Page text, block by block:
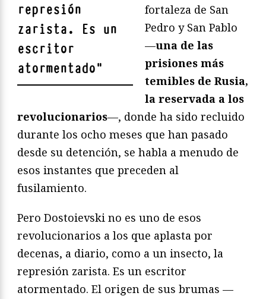
represión
zarista. Es un
escritor
atormentado"
fortaleza de San
Pedro y San Pablo
—una de las
prisiones más
temibles de Rusia,
la reservada a los
revolucionarios—, donde ha sido recluido
durante los ocho meses que han pasado
desde su detención, se habla a menudo de
esos instantes que preceden al
fusilamiento.
Pero Dostoievski no es uno de esos
revolucionarios a los que aplasta por
decenas, a diario, como a un insecto, la
represión zarista. Es un escritor
atormentado. El origen de sus brumas —